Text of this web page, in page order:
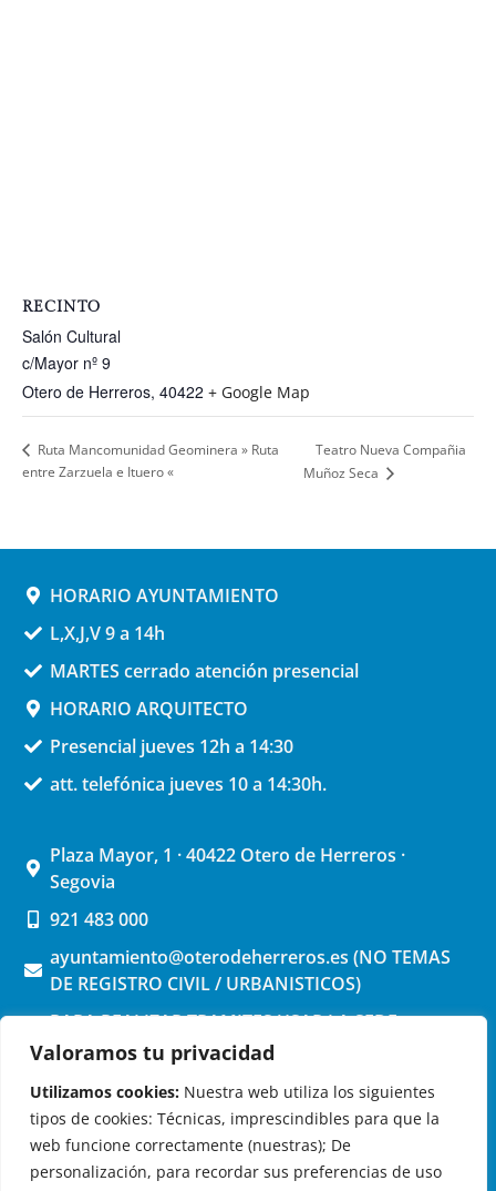
Valoramos tu privacidad
Utilizamos cookies: Nuestra web utiliza los siguientes
tipos de cookies: Técnicas, imprescindibles para que la
web funcione correctamente (nuestras); De
personalización, para recordar sus preferencias de uso
RECINTO
Salón Cultural
c/Mayor nº 9
Otero de Herreros, 40422 + Google Map
Ruta Mancomunidad Geominera » Ruta
entre Zarzuela e Ituero «
Teatro Nueva Compañia
Muñoz Seca
HORARIO AYUNTAMIENTO
L,X,J,V 9 a 14h
MARTES cerrado atención presencial
HORARIO ARQUITECTO
Presencial jueves 12h a 14:30
att. telefónica jueves 10 a 14:30h.
Plaza Mayor, 1 · 40422 Otero de Herreros ·
Segovia
921 483 000
ayuntamiento@oterodeherreros.es (NO TEMAS
DE REGISTRO CIVIL / URBANISTICOS)
PARA REALIZAR TRAMITES USAR LA SEDE
ELECTRONICA (pinchar aquí)